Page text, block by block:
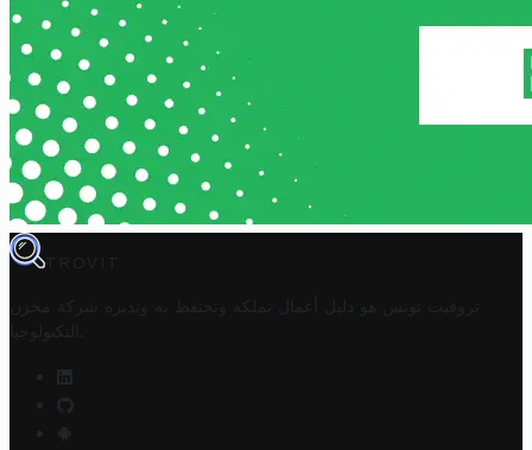
TROVIT
تروفيت تونس هو دليل أعمال تملكه وتحتفظ به وتديره
شركة مخزن
التكنولوجيا